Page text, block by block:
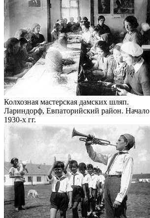
Колхозная мастерская дамских шляп.
Лариндорф, Евпаторийский район. Начало
1930-х гг.